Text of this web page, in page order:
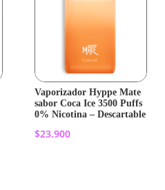
Vaporizador Hyppe Mate
sabor Coca Ice 3500 Puffs
0% Nicotina – Descartable
$23.900